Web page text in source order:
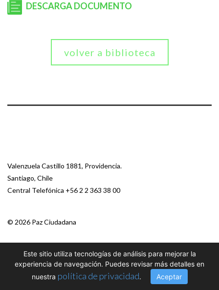
DESCARGA DOCUMENTO
volver a biblioteca
Valenzuela Castillo 1881, Providencia.
Santiago, Chile
Central Telefónica +56 2 2 363 38 00
© 2026 Paz Ciudadana
Este sitio utiliza tecnologías de análisis para mejorar la
experiencia de navegación. Puedes revisar más detalles en
nuestra política de privacidad. Aceptar